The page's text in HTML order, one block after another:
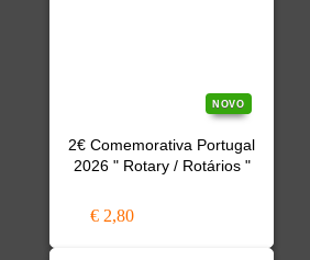
NOVO
2€ Comemorativa Portugal
2026 " Rotary / Rotários "
€ 2,80